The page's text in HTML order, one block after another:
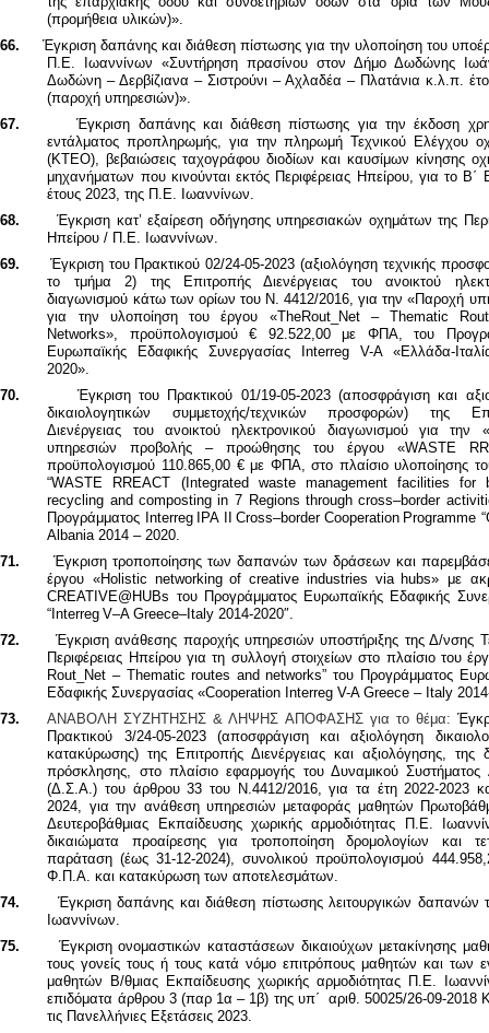
(προμήθεια υλικών)».
Έγκριση δαπάνης και διάθεση πίστωσης για την υλοποίηση του
Π.Ε. Ιωαννίνων «Συντήρηση πρασίνου στον Δήμο Δωδώνης
Δωδώνη – Δερβίζιανα – Σιστρούνι – Αχλαδέα – Πλατάνια κ.λ.π.
(παροχή υπηρεσιών)».
Έγκριση δαπάνης και διάθεση πίστωσης για την έκδοση
εντάλματος προπληρωμής, για την πληρωμή Τεχνικού Ελέγχου
(ΚΤΕΟ), βεβαιώσεις ταχογράφου διοδίων και καυσίμων κίνησης
μηχανήματων που κινούνται εκτός Περιφέρειας Ηπείρου, για το Β΄
έτους 2023, της Π.Ε. Ιωαννίνων.
Έγκριση κατ’ εξαίρεση οδήγησης υπηρεσιακών οχημάτων της
Ηπείρου / Π.Ε. Ιωαννίνων.
Έγκριση του Πρακτικού 02/24-05-2023 (αξιολόγηση τεχνικής
το τμήμα 2) της Επιτροπής Διενέργειας του ανοικτού
διαγωνισμού κάτω των ορίων του Ν. 4412/2016, για την «Παροχή
για την υλοποίηση του έργου «TheRout_Net – Thematic
Networks», προϋπολογισμού € 92.522,00 με ΦΠΑ, του
Ευρωπαϊκής Εδαφικής Συνεργασίας Interreg V-A «Ελλάδα-
2020».
Έγκριση του Πρακτικού 01/19-05-2023 (αποσφράγιση και
δικαιολογητικών συμμετοχής/τεχνικών προσφορών) της
Διενέργειας του ανοικτού ηλεκτρονικού διαγωνισμού για την
υπηρεσιών προβολής – προώθησης του έργου «WASTE
προϋπολογισμού 110.865,00 € με ΦΠΑ, στο πλαίσιο υλοποίησης
“WASTE RREACT ( Integrated waste management facilities for
recycling and composting in7 Regions through cross–border
Προγράμματος Interreg IPA Cross–border Cooperation Programme “
Albania2014 – 2020.
Έγκριση τροποποίησης των δαπανών των δράσεων και
έργου «Holistic networking of creative industries via hubs» με
CREATIVE@HUBs του Προγράμματος Ευρωπαϊκής Εδαφικής
“ Interreg V–A Greece–Italy 2014-2020″.
Έγκριση ανάθεσης παροχής υπηρεσιών υποστήριξης της Δ/νσης
Περιφέρειας Ηπείρου για τη συλλογή στοιχείων στο πλαίσιο του
Rout Net –Thematic routes and networks” του Προγράμματος
Εδαφικής Συνεργασίας «Cooperation Interreg V-A Greece – Italy
ΑΝΑΒΟΛΗ ΣΥΖΗΤΗΣΗΣ & ΛΗΨΗΣ ΑΠΟΦΑΣΗΣ για το θέμα:
Πρακτικού 3/24-05-2023 (αποσφράγιση και αξιολόγηση
κατακύρωσης) της Επιτροπής Διενέργειας και αξιολόγησης, της
πρόσκλησης, στο πλαίσιο εφαρμογής του Δυναμικού
(Δ.Σ.Α.) του άρθρου 33 του Ν.4412/2016, για τα έτη 2022-2023
2024, για την ανάθεση υπηρεσιών μεταφοράς μαθητών
Δευτεροβάθμιας Εκπαίδευσης χωρικής αρμοδιότητας Π.Ε.
δικαιώματα προαίρεσης για τροποποίηση δρομολογίων και
παράταση (έως 31-12-2024), συνολικού προϋπολογισμού
Φ.Π.Α.και κατακύρωση των αποτελεσμάτων.
Έγκριση δαπάνης και διάθεση πίστωσης λειτουργικών δαπανών
Ιωαννίνων.
Έγκριση ονομαστικών καταστάσεων δικαιούχων μετακίνησης
τους γονείς τους ή τους κατά νόμο επιτρόπους μαθητών και των
μαθητών Β/θμιας Εκπαίδευσης χωρικής αρμοδιότητας Π.Ε.
επιδόματα άρθρου 3 (παρ 1α – 1β) της υπ΄ αριθ. 50025/26-09-2018
τις Πανελλήνιες Εξετάσεις 2023.